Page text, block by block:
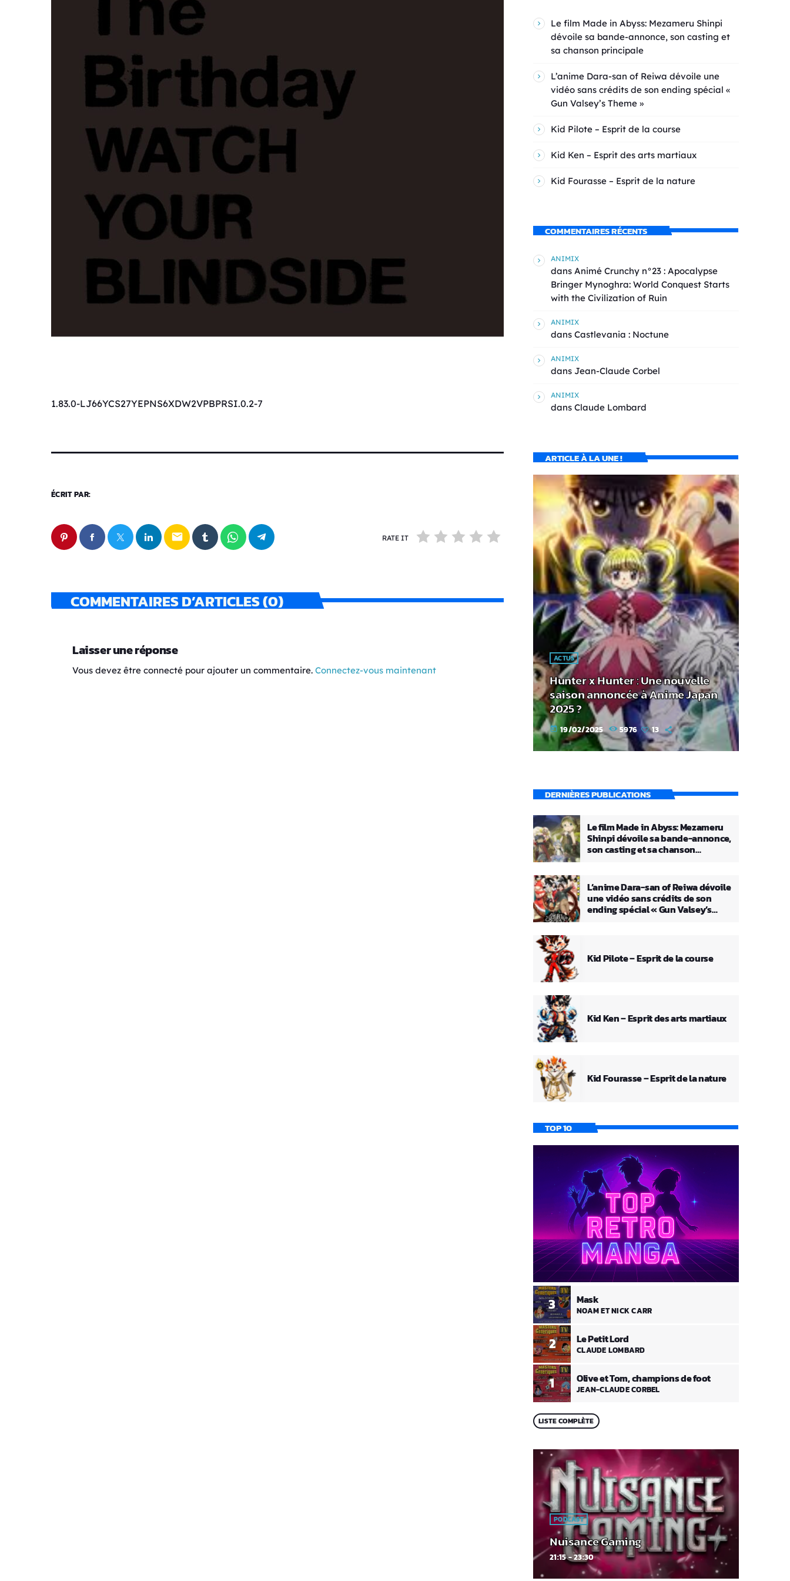
1.83.0-LJ66YCS27YEPNS6XDW2VPBPRSI.0.2-7
ÉCRIT PAR:
email RATE IT
COMMENTAIRES D’ARTICLES (0)
Laisser une réponse
Vous devez être connecté pour ajouter un commentaire. Connectez-vous maintenant
Le film Made in Abyss: Mezameru Shinpi
dévoile sa bande-annonce, son casting et
sa chanson principale
L’anime Dara-san of Reiwa dévoile une
vidéo sans crédits de son ending spécial «
Gun Valsey’s Theme »
Kid Pilote – Esprit de la course
Kid Ken – Esprit des arts martiaux
Kid Fourasse – Esprit de la nature
COMMENTAIRES RÉCENTS
ANIMIX
dans Animé Crunchy n°23 : Apocalypse
Bringer Mynoghra: World Conquest Starts
with the Civilization of Ruin
ANIMIX
dans Castlevania : Noctune
ANIMIX
dans Jean-Claude Corbel
ANIMIX
dans Claude Lombard
ARTICLE À LA UNE !
ACTUS
Hunter x Hunter : Une nouvelle
saison annoncée à Anime Japan
2025 ?
today 19/02/2025 5976 13
DERNIÈRES PUBLICATIONS
Le film Made in Abyss: Mezameru
Shinpi dévoile sa bande-annonce,
son casting et sa chanson
L’anime Dara-san of Reiwa dévoile
une vidéo sans crédits de son
ending spécial « Gun Valsey’s
Kid Pilote – Esprit de la course
Kid Ken – Esprit des arts martiaux
Kid Fourasse – Esprit de la nature
TOP 10
1 Olive et Tom, champions de foot
JEAN-CLAUDE CORBEL
2 Le Petit Lord
CLAUDE LOMBARD
3 Mask
NOAM ET NICK CARR
LISTE COMPLÈTE
PODCAST
Nuisance Gaming
21:15 - 23:30